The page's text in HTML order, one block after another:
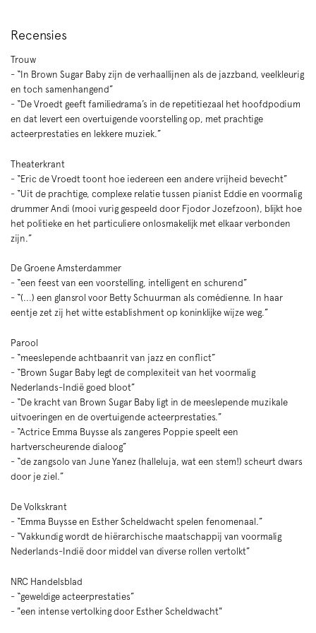
Recensies
Trouw
- “In Brown Sugar Baby zijn de verhaallijnen als de jazzband, veelkleurig
en toch samenhangend”
- “De Vroedt geeft familiedrama’s in de repetitiezaal het hoofdpodium
en dat levert een overtuigende voorstelling op, met prachtige
acteerprestaties en lekkere muziek.”
Theaterkrant
- “Eric de Vroedt toont hoe iedereen een andere vrijheid bevecht”
- “Uit de prachtige, complexe relatie tussen pianist Eddie en voormalig
drummer Andi (mooi vurig gespeeld door Fjodor Jozefzoon), blijkt hoe
het politieke en het particuliere onlosmakelijk met elkaar verbonden
zijn.”
De Groene Amsterdammer
- “een feest van een voorstelling, intelligent en schurend”
- “(...) een glansrol voor Betty Schuurman als comédienne. In haar
eentje zet zij het witte establishment op koninklijke wijze weg.”
Parool
- “meeslepende achtbaanrit van jazz en conflict”
- “Brown Sugar Baby legt de complexiteit van het voormalig
Nederlands-Indië goed bloot”
- “De kracht van Brown Sugar Baby ligt in de meeslepende muzikale
uitvoeringen en de overtuigende acteerprestaties.”
- “Actrice Emma Buysse als zangeres Poppie speelt een
hartverscheurende dialoog”
- “de zangsolo van June Yanez (halleluja, wat een stem!) scheurt dwars
door je ziel.”
De Volkskrant
- “Emma Buysse en Esther Scheldwacht spelen fenomenaal.”
- “Vakkundig wordt de hiërarchische maatschappij van voormalig
Nederlands-Indië door middel van diverse rollen vertolkt”
NRC Handelsblad
- “geweldige acteerprestaties”
- "een intense vertolking door Esther Scheldwacht"